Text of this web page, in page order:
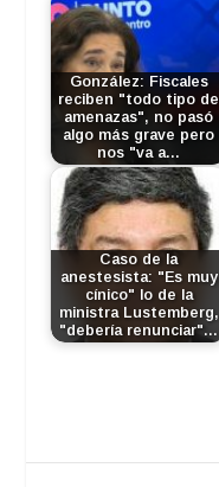
González: Fiscales
reciben "todo tipo de
amenazas", no pasó
algo más grave pero
nos "va a…
Caso de la
anestesista: "Es muy
cínico" lo de la
ministra Lustemberg,
"debería renunciar"…